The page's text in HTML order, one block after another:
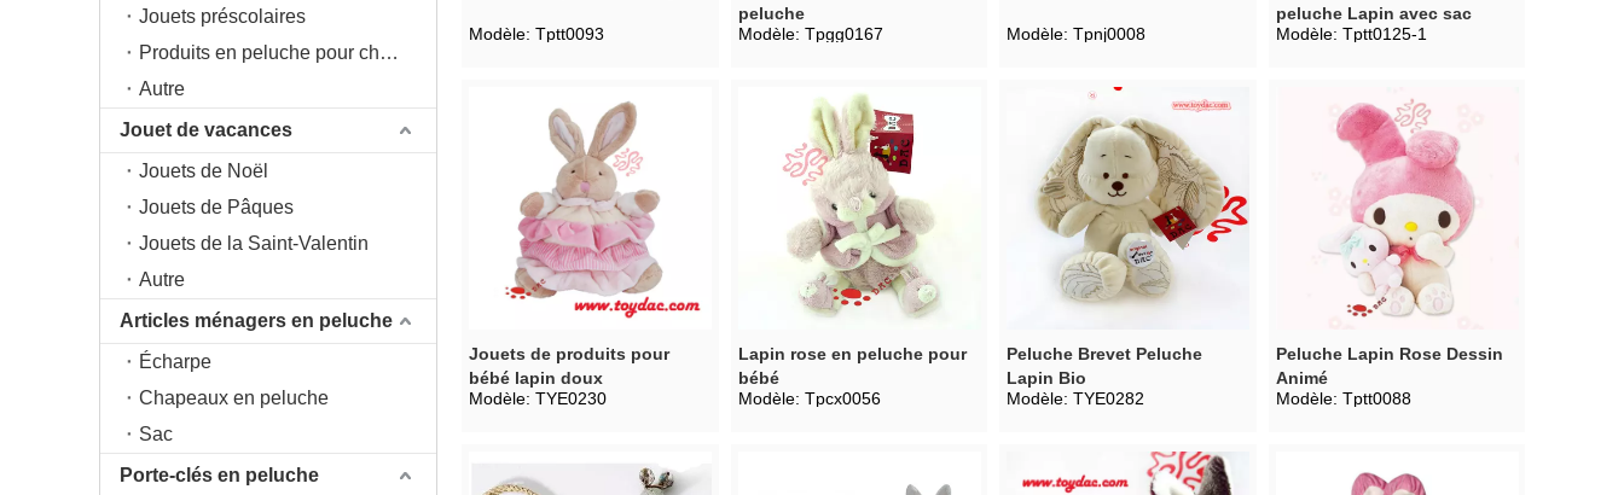
Jouets préscolaires
Produits en peluche pour chambre d'enfant
Autre
Jouet de vacances
Jouets de Noël
Jouets de Pâques
Jouets de la Saint-Valentin
Autre
Articles ménagers en peluche
Écharpe
Chapeaux en peluche
Sac
Porte-clés en peluche
Modèle: Tptt0093
peluche
Modèle: Tpgg0167 Modèle: Tpnj0008
peluche Lapin avec sac
Modèle: Tptt0125-1
Jouets de produits pour
bébé lapin doux
Modèle: TYE0230
Lapin rose en peluche pour
bébé
Modèle: Tpcx0056
Peluche Brevet Peluche
Lapin Bio
Modèle: TYE0282
Peluche Lapin Rose Dessin
Animé
Modèle: Tptt0088